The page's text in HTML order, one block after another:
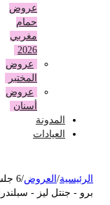
عروض
حمام
مغربي
عروض
المختبر
عروض
أسنان
المدونة
العيادات
/العروض
- جنتل ليز -